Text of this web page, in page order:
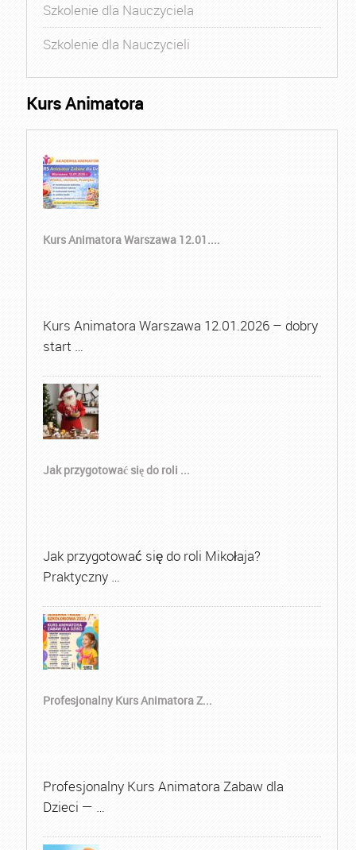
Szkolenie dla Nauczyciela
Szkolenie dla Nauczycieli
Kurs Animatora
Kurs Animatora Warszawa 12.01....
Kurs Animatora Warszawa 12.01.2026 – dobry
start …
Jak przygotować się do roli ...
Jak przygotować się do roli Mikołaja?
Praktyczny …
Profesjonalny Kurs Animatora Z...
Profesjonalny Kurs Animatora Zabaw dla
Dzieci — …